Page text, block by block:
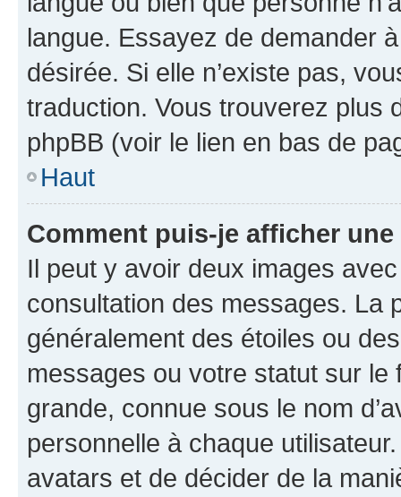
langue. Essayez de demander
désirée. Si elle n’existe pas,
traduction. Vous trouverez plus
phpBB (voir le lien en bas de
Haut
Comment puis-je afficher
Il peut y avoir deux images
consultation des messages. La
généralement des étoiles ou
messages ou votre statut sur
grande, connue sous le nom
personnelle à chaque utilisateur.
avatars et de décider de la